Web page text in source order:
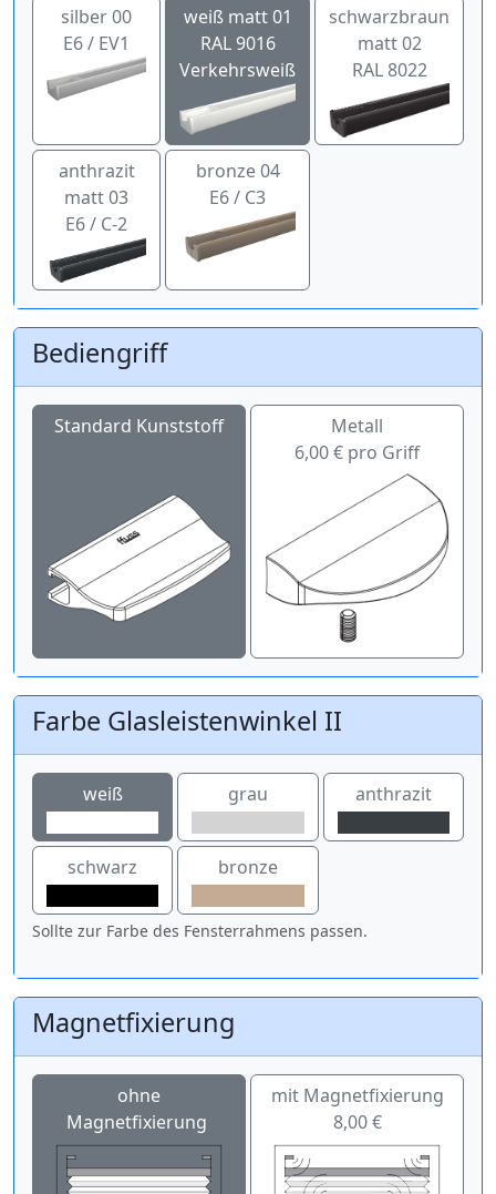
silber 00
E6 / EV1
weiß matt 01
RAL 9016
Verkehrsweiß
schwarzbraun
matt 02
RAL 8022
anthrazit
matt 03
E6 / C-2
bronze 04
E6 / C3
Bediengriff
Standard Kunststoff
Metall
6,00 € pro Griff
Farbe Glasleistenwinkel II
weiß grau anthrazit
schwarz bronze
Sollte zur Farbe des Fensterrahmens passen.
Magnetfixierung
ohne
Magnetfixierung
mit Magnetfixierung
8,00 €